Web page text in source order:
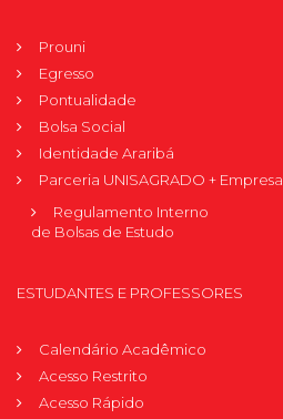
Prouni
Egresso
Pontualidade
Bolsa Social
Identidade Araribá
Parceria UNISAGRADO + Empresa
Regulamento Interno
de Bolsas de Estudo
ESTUDANTES E PROFESSORES
Calendário Acadêmico
Acesso Restrito
Acesso Rápido